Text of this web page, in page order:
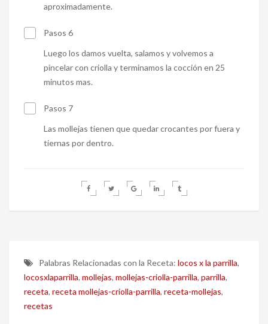
aproximadamente.
Pasos 6
Luego los damos vuelta, salamos y volvemos a
pincelar con criolla y terminamos la cocción en 25
minutos mas.
Pasos 7
Las mollejas tienen que quedar crocantes por fuera y
tiernas por dentro.
Palabras Relacionadas con la Receta: locos x la parrilla,
locosxlaparrilla, mollejas, mollejas-criolla-parrilla, parrilla,
receta, receta mollejas-criolla-parrilla, receta-mollejas,
recetas